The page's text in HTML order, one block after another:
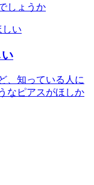
しょうか
、知っている人に
なピアスがほしか